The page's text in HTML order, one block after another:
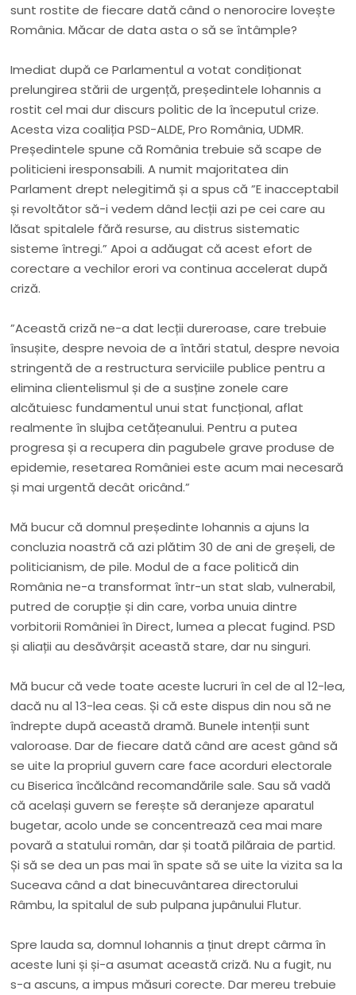
sunt rostite de fiecare dată când o nenorocire lovește
România. Măcar de data asta o să se întâmple?
Imediat după ce Parlamentul a votat condiționat
prelungirea stării de urgență, președintele Iohannis a
rostit cel mai dur discurs politic de la începutul crize.
Acesta viza coaliția PSD-ALDE, Pro România, UDMR.
Președintele spune că România trebuie să scape de
politicieni iresponsabili. A numit majoritatea din
Parlament drept nelegitimă și a spus că ”E inacceptabil
și revoltător să-i vedem dând lecții azi pe cei care au
lăsat spitalele fără resurse, au distrus sistematic
sisteme întregi.” Apoi a adăugat că acest efort de
corectare a vechilor erori va continua accelerat după
criză.
”Această criză ne-a dat lecții dureroase, care trebuie
însușite, despre nevoia de a întări statul, despre nevoia
stringentă de a restructura serviciile publice pentru a
elimina clientelismul și de a susține zonele care
alcătuiesc fundamentul unui stat funcțional, aflat
realmente în slujba cetățeanului.Pentru a putea
progresa și a recupera din pagubele grave produse de
epidemie, resetarea României este acum mai necesară
și mai urgentă decât oricând.”
Mă bucur că domnul președinte Iohannis a ajuns la
concluzia noastră că azi plătim 30 de ani de greșeli, de
politicianism, de pile. Modul de a face politică din
România ne-a transformat într-un stat slab, vulnerabil,
putred de corupție și din care, vorba unuia dintre
vorbitorii României în Direct, lumea a plecat fugind. PSD
și aliații au desăvârșit această stare, dar nu singuri.
Mă bucur că vede toate aceste lucruri în cel de al 12-lea,
dacă nu al 13-lea ceas. Și că este dispus din nou să ne
îndrepte după această dramă. Bunele intenții sunt
valoroase. Dar de fiecare dată când are acest gând să
se uite la propriul guvern care face acorduri electorale
cu Biserica încălcând recomandările sale. Sau să vadă
că același guvern se ferește să deranjeze aparatul
bugetar, acolo unde se concentrează cea mai mare
povară a statului român, dar și toată pilăraia de partid.
Și să se dea un pas mai în spate să se uite la vizita sa la
Suceava când a dat binecuvântarea directorului
Râmbu, la spitalul de sub pulpana jupânului Flutur.
Spre lauda sa, domnul Iohannis a ținut drept cârma în
aceste luni și și-a asumat această criză. Nu a fugit, nu
s-a ascuns, a impus măsuri corecte. Dar mereu trebuie